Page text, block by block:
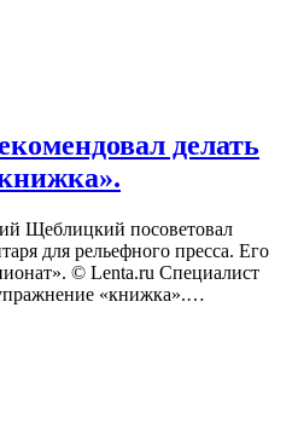
делать
Щеблицкий посоветовал
для рельефного пресса. Его
© Lenta.ru Специалист
«книжка».…